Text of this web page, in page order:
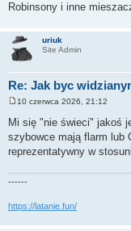
Robinsony i inne
uriuk
Site Admin
Re: Jak byc
o
s
t
10 czerwca 2026, 21:12
Mi się "nie świeci" jakoś
szybowce mają flarm lub
reprezentatywny w
------
https://latanie.fun/